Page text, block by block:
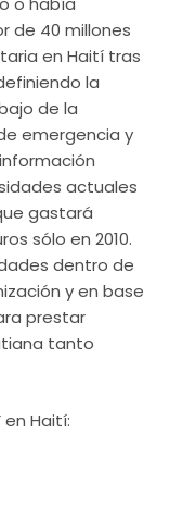
de 40 millones
en Haití tras
la
de la
emergencia y
actuales
gastará
sólo en 2010.
dentro de
y en base
prestar
tanto
Haití: